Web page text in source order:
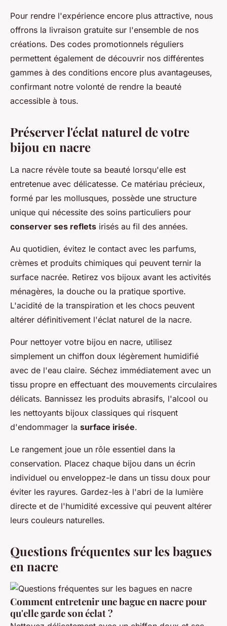
Pour rendre l'expérience encore plus attractive, nous
offrons la livraison gratuite sur l'ensemble de nos
créations. Des codes promotionnels réguliers
permettent également de découvrir nos différentes
gammes à des conditions encore plus avantageuses,
confirmant notre volonté de rendre la beauté
accessible à tous.
Préserver l'éclat naturel de votre
bijou en nacre
La nacre révèle toute sa beauté lorsqu'elle est
entretenue avec délicatesse. Ce matériau précieux,
formé par les mollusques, possède une structure
unique qui nécessite des soins particuliers pour
conserver ses reflets irisés au fil des années.
Au quotidien, évitez le contact avec les parfums,
crèmes et produits chimiques qui peuvent ternir la
surface nacrée. Retirez vos bijoux avant les activités
ménagères, la douche ou la pratique sportive.
L'acidité de la transpiration et les chocs peuvent
altérer définitivement l'éclat naturel de la nacre.
Pour nettoyer votre bijou en nacre, utilisez
simplement un chiffon doux légèrement humidifié
avec de l'eau claire. Séchez immédiatement avec un
tissu propre en effectuant des mouvements circulaires
délicats. Bannissez les produits abrasifs, l'alcool ou
les nettoyants bijoux classiques qui risquent
d'endommager la surface irisée.
Le rangement joue un rôle essentiel dans la
conservation. Placez chaque bijou dans un écrin
individuel ou enveloppez-le dans un tissu doux pour
éviter les rayures. Gardez-les à l'abri de la lumière
directe et de l'humidité excessive qui peuvent altérer
leurs couleurs naturelles.
Questions fréquentes sur les bagues
en nacre
Comment entretenir une bague en nacre pour
qu'elle garde son éclat ?